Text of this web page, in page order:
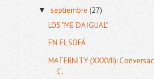
▼ septiembre(27)
LOS "ME DA IGUAL"
EN EL SOFÁ
MATERNITY (XXXVII):
C.